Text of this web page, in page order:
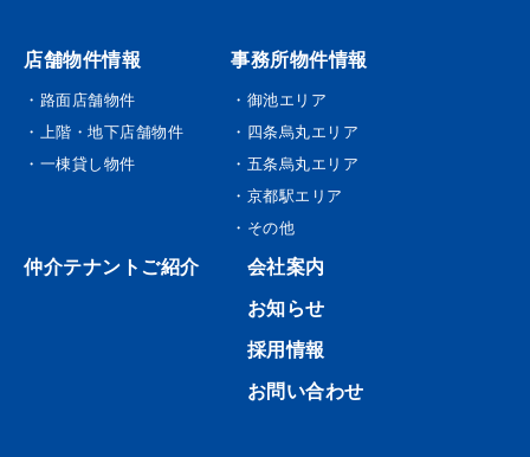
店舗物件情報
・路面店舗物件
・上階・地下店舗物件
・一棟貸し物件
事務所物件情報
・御池エリア
・四条烏丸エリア
・五条烏丸エリア
・京都駅エリア
・その他
仲介テナントご紹介
会社案内
お知らせ
採用情報
お問い合わせ